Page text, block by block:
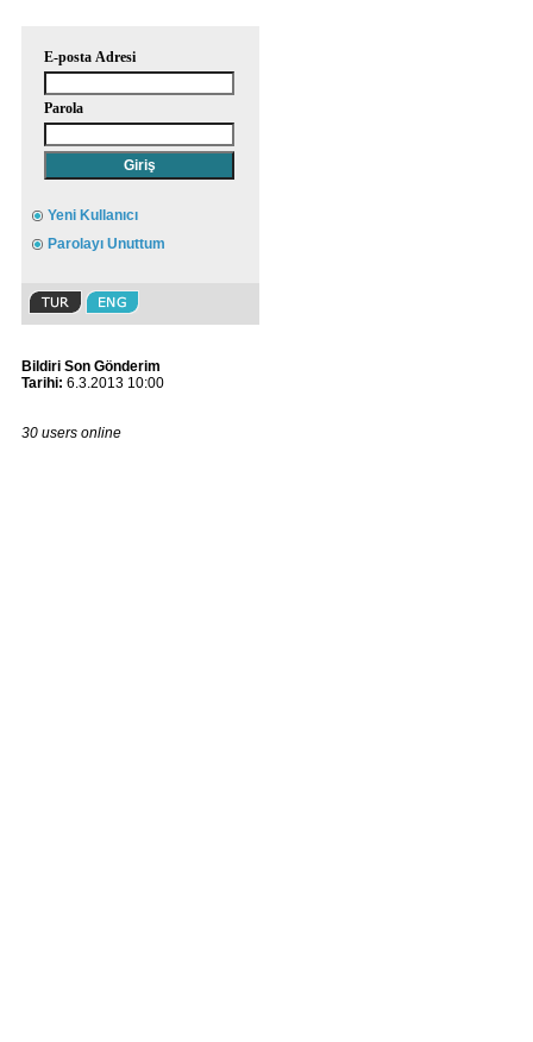
E-posta Adresi
Parola
Yeni Kullanıcı
Parolayı Unuttum
Bildiri Son Gönderim
Tarihi: 6.3.2013 10:00
30 users online